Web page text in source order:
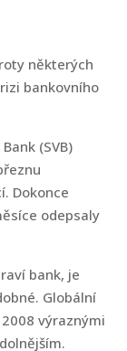
některých
bankovního
(SVB)
Dokonce
odepsaly
bank, je
Globální
výraznými